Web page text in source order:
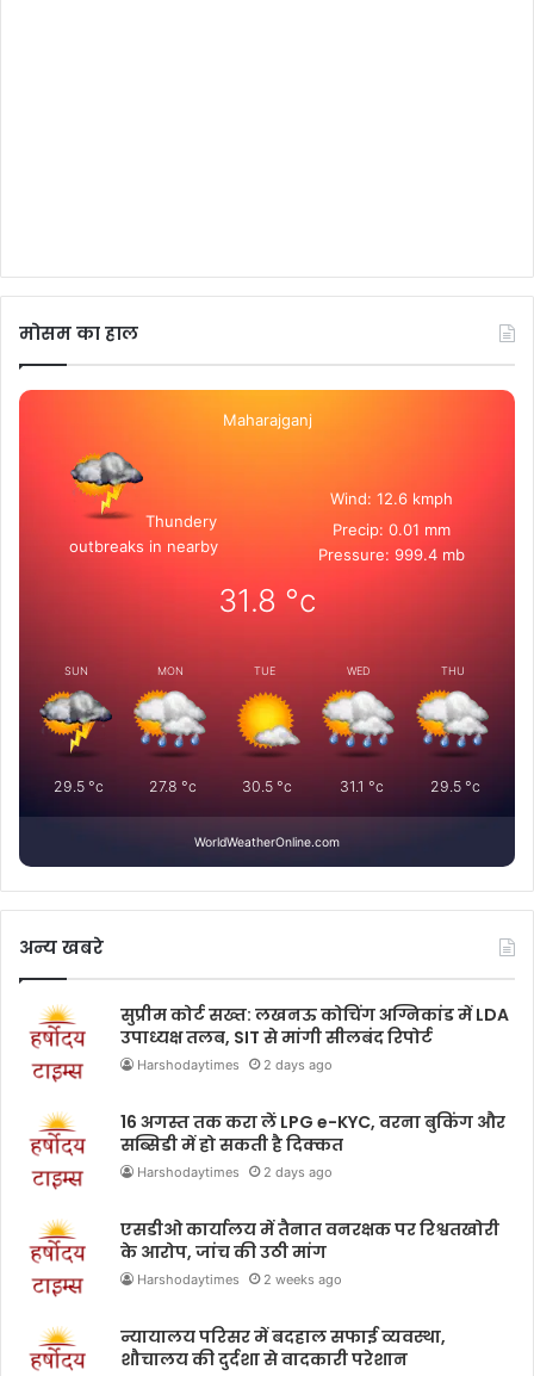
मोसम का हाल
Maharajganj
Thundery
outbreaks in nearby
Wind: 12.6 kmph
Precip: 0.01 mm
Pressure: 999.4 mb
31.8 °c
SUN
29.5°c
MON
27.8 °c
TUE
30.5°c
WED
31.1 °c
THU
29.5 °c
WorldWeatherOnline.com
अन्य खबरे
सुप्रीम कोर्ट सख्त: लखनऊ कोचिंग अग्निकांड में LDA
उपाध्यक्ष तलब, SIT से मांगी सीलबंद रिपोर्ट
Harshodaytimes 2 days ago
16 अगस्त तक करा लें LPG e-KYC, वरना बुकिंग और
सब्सिडी में हो सकती है दिक्कत
Harshodaytimes 2 days ago
एसडीओ कार्यालय में तैनात वनरक्षक पर रिश्वतखोरी
के आरोप, जांच की उठी मांग
Harshodaytimes 2 weeks ago
न्यायालय परिसर में बदहाल सफाई व्यवस्था,
शौचालय की दुर्दशा से वादकारी परेशान